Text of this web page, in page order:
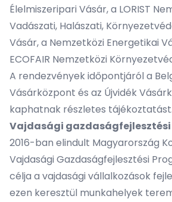
Élelmiszeripari Vásár, a LORIST
Vadászati, Halászati,
Vásár, a Nemzetközi Energetikai
ECOFAIR Nemzetközi
A rendezvények időpontjáról a
Vásárközpont és az Újvidék
kaphatnak részletes tájékoztatást.
Vajdasági
2016-ban elindult Magyarország
Vajdasági Gazdaságfejlesztési
célja a vajdasági vállalkozások
ezen keresztül munkahelyek